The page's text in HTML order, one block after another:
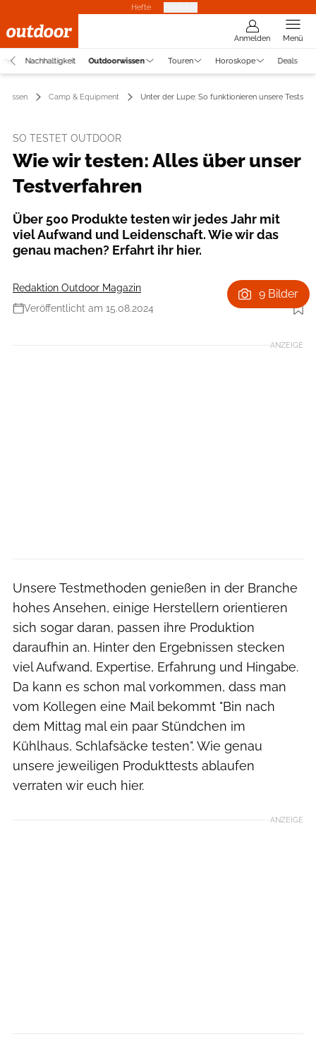
Hefte
Anmelden Menü
Nachhaltigkeit Outdoorwissen Touren Horoskope Deals
Camp & Equipment Unter der Lupe: So funktionieren unsere Tests
SO TESTET OUTDOOR
Wie wir testen: Alles über unser
Testverfahren
Über 500 Produkte testen wir jedes Jahr mit
viel Aufwand und Leidenschaft. Wie wir das
genau machen? Erfahrt ihr hier.
Redaktion Outdoor Magazin
Veröffentlicht am 15.08.2024
Foto: Daniel Geiger
9 Bilder
ANZEIGE
Unsere Testmethoden genießen in der Branche
hohes Ansehen, einige Herstellern orientieren
sich sogar daran, passen ihre Produktion
daraufhin an. Hinter den Ergebnissen stecken
viel Aufwand, Expertise, Erfahrung und Hingabe.
Da kann es schon mal vorkommen, dass man
vom Kollegen eine Mail bekommt "Bin nach
dem Mittag mal ein paar Stündchen im
Kühlhaus, Schlafsäcke testen". Wie genau
unsere jeweiligen Produkttests ablaufen
verraten wir euch hier.
ANZEIGE